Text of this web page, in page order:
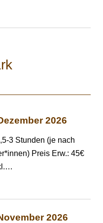
2026
3 Stunden (je nach
Preis Erw.: 45€
…
2026